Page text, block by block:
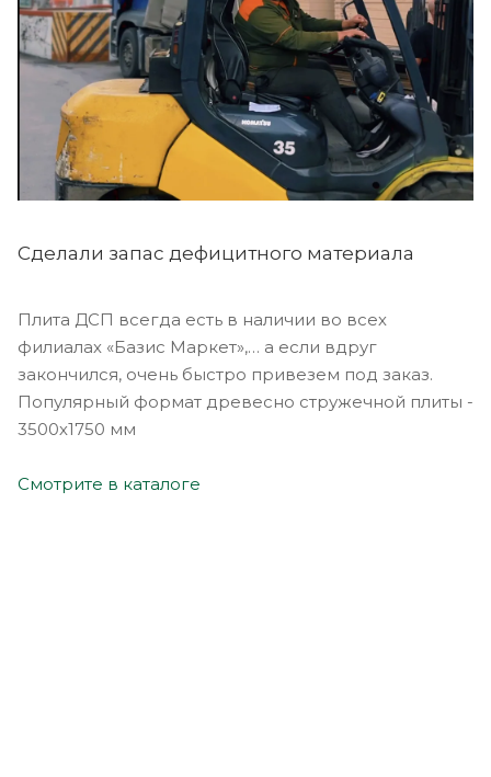
Сделали запас дефицитного материала
Плита ДСП всегда есть в наличии во всех
филиалах «Базис Маркет»,… а если вдруг
закончился, очень быстро привезем под заказ.
Популярный формат древесно стружечной плиты -
3500х1750 мм
Смотрите в каталоге